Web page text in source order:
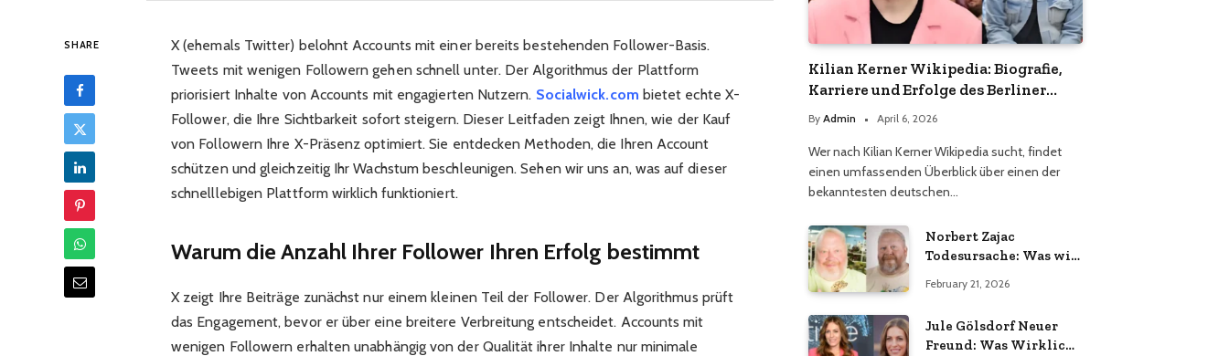
SHARE
X (ehemals Twitter) belohnt Accounts mit einer bereits bestehenden Follower-Basis.
Tweets mit wenigen Followern gehen schnell unter. Der Algorithmus der Plattform
priorisiert Inhalte von Accounts mit engagierten Nutzern. Socialwick.com bietet echte X-
Follower, die Ihre Sichtbarkeit sofort steigern. Dieser Leitfaden zeigt Ihnen, wie der Kauf
von Followern Ihre X-Präsenz optimiert. Sie entdecken Methoden, die Ihren Account
schützen und gleichzeitig Ihr Wachstum beschleunigen. Sehen wir uns an, was auf dieser
schnelllebigen Plattform wirklich funktioniert.
Warum die Anzahl Ihrer Follower Ihren Erfolg bestimmt
X zeigt Ihre Beiträge zunächst nur einem kleinen Teil der Follower. Der Algorithmus prüft
das Engagement, bevor er über eine breitere Verbreitung entscheidet. Accounts mit
wenigen Followern erhalten unabhängig von der Qualität ihrer Inhalte nur minimale
Kilian Kerner Wikipedia: Biografie,
Karriere und Erfolge des Berliner
Modedesigners
By Admin April 6, 2026
Wer nach Kilian Kerner Wikipedia sucht, findet
einen umfassenden Überblick über einen der
bekanntesten deutschen…
Norbert Zajac
Todesursache: Was wir
February 21, 2026
Jule Gölsdorf Neuer
Freund: Was Wirklich